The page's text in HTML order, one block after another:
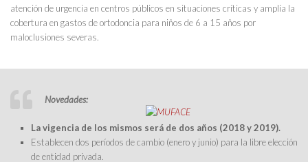
atención de urgencia en centros públicos en situaciones críticas y amplía la
cobertura en gastos de ortodoncia para niños de 6 a 15 años por
maloclusiones severas.
Novedades:
La vigencia de los mismos será de dos años (2018 y 2019).
Establecen dos períodos de cambio (enero y junio) para la libre elección
de entidad privada.